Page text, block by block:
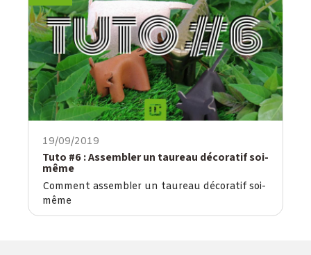
19/09/2019
Tuto #6 : Assembler un taureau décoratif soi-
même
Comment assembler un taureau décoratif soi-
même